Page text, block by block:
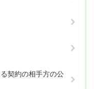
契約の相手方の公